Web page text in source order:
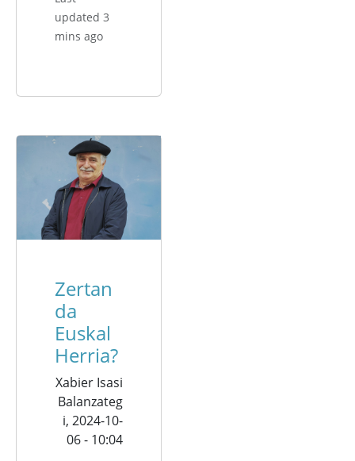
updated 3
mins ago
Zertan
da
Euskal
Herria?
Xabier Isasi
Balanzateg
i, 2024-10-
06 - 10:04